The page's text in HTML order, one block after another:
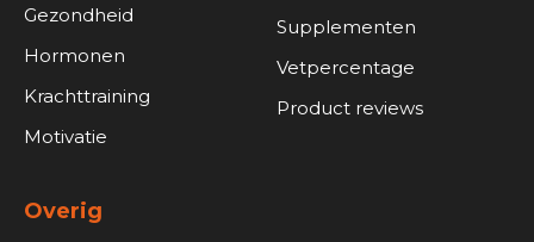
Gezondheid
Hormonen
Krachttraining
Motivatie
Supplementen
Vetpercentage
Product reviews
Overig